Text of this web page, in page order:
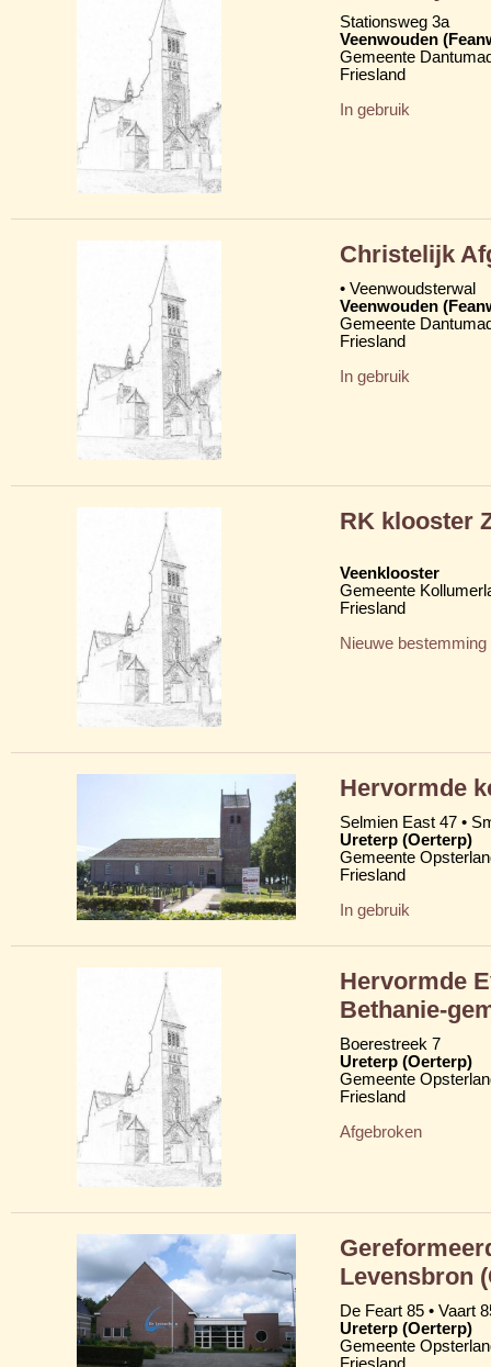
Stationsweg 3a
Veenwouden
Gemeente
Friesland
In gebruik
Christelijk
• Veenwoudsterwal
Veenwouden
Gemeente
Friesland
In gebruik
RK klooster
Veenklooster
Gemeente
Friesland
Nieuwe bestemming
Hervormde
Selmien East 47 •
Ureterp (Oerterp)
Gemeente
Friesland
In gebruik
Hervormde
Bethanie-
Boerestreek 7
Ureterp (Oerterp)
Gemeente
Friesland
Afgebroken
Levensbron
De Feart 85 • Vaart
Ureterp (Oerterp)
Gemeente
Friesland